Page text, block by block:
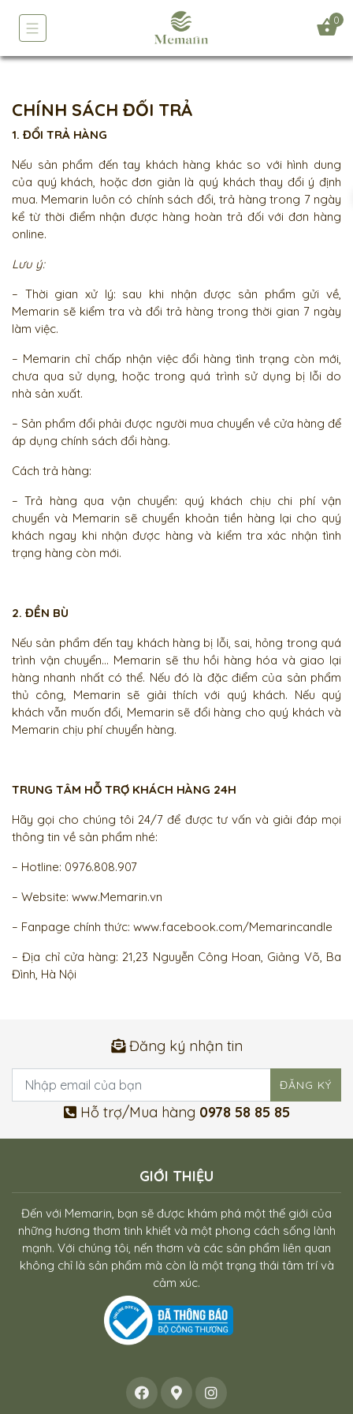
0
CHÍNH SÁCH ĐỔI TRẢ
1. ĐỔI TRẢ HÀNG
Nếu sản phẩm đến tay khách hàng khác so với hình dung
của quý khách, hoặc đơn giản là quý khách thay đổi ý định
mua. Memarin luôn có chính sách đổi, trả hàng trong 7 ngày
kể từ thời điểm nhận được hàng hoàn trả đối với đơn hàng
online.
Lưu ý:
– Thời gian xử lý: sau khi nhận được sản phẩm gửi về,
Memarin sẽ kiểm tra và đổi trả hàng trong thời gian 7 ngày
làm việc.
– Memarin chỉ chấp nhận việc đổi hàng tình trạng còn mới,
chưa qua sử dụng, hoặc trong quá trình sử dụng bị lỗi do
nhà sản xuất.
– Sản phẩm đổi phải được người mua chuyển về cửa hàng để
áp dụng chính sách đổi hàng.
Cách trả hàng:
– Trả hàng qua vận chuyển: quý khách chịu chi phí vận
chuyển và Memarin sẽ chuyển khoản tiền hàng lại cho quý
khách ngay khi nhận được hàng và kiểm tra xác nhận tình
trạng hàng còn mới.
2. ĐỀN BÙ
Nếu sản phẩm đến tay khách hàng bị lỗi, sai, hỏng trong quá
trình vận chuyển… Memarin sẽ thu hồi hàng hóa và giao lại
hàng nhanh nhất có thể. Nếu đó là đặc điểm của sản phẩm
thủ công, Memarin sẽ giải thích với quý khách. Nếu quý
khách vẫn muốn đổi, Memarin sẽ đổi hàng cho quý khách và
Memarin chịu phí chuyển hàng.
TRUNG TÂM HỖ TRỢ KHÁCH HÀNG 24H
Hãy gọi cho chúng tôi 24/7 để được tư vấn và giải đáp mọi
thông tin về sản phẩm nhé:
– Hotline: 0976.808.907
– Website: www.Memarin.vn
– Fanpage chính thức: www.facebook.com/Memarincandle
– Địa chỉ cửa hàng: 21,23 Nguyễn Công Hoan, Giảng Võ, Ba
Đình, Hà Nội
Đăng ký nhận tin
Hỗ trợ/Mua hàng 0978 58 85 85
GIỚI THIỆU
Đến với Memarin, bạn sẽ được khám phá một thế giới của
những hương thơm tinh khiết và một phong cách sống lành
mạnh. Với chúng tôi, nến thơm và các sản phẩm liên quan
không chỉ là sản phẩm mà còn là một trạng thái tâm trí và
cảm xúc.